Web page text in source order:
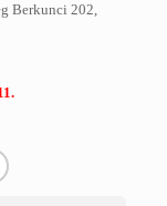
Berkunci 202,